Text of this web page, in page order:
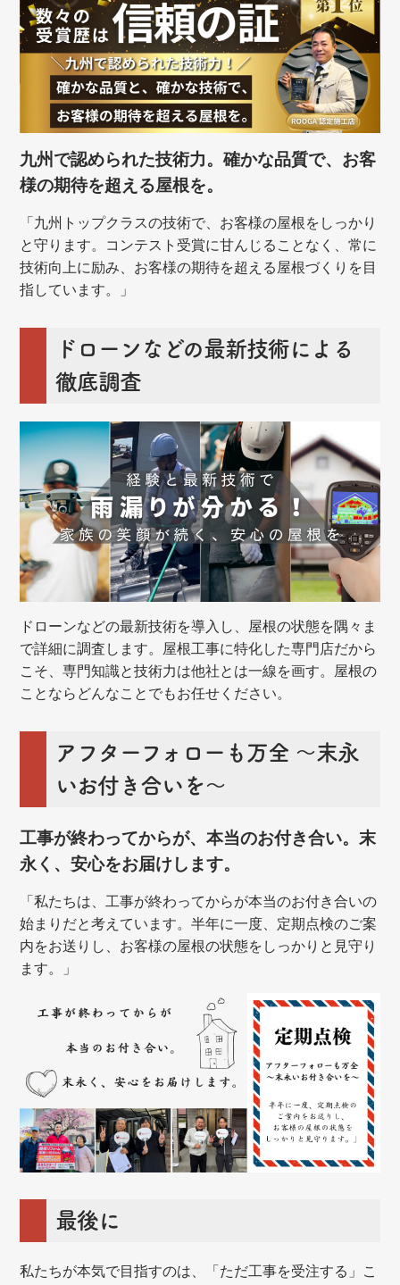
九州で認められた技術力。確かな品質で、お客
様の期待を超える屋根を。
「九州トップクラスの技術で、お客様の屋根をしっかり
と守ります。コンテスト受賞に甘んじることなく、常に
技術向上に励み、お客様の期待を超える屋根づくりを目
指しています。」
ドローンなどの最新技術による
徹底調査
ドローンなどの最新技術を導入し、屋根の状態を隅々ま
で詳細に調査します。屋根工事に特化した専門店だから
こそ、専門知識と技術力は他社とは一線を画す。屋根の
ことならどんなことでもお任せください。
アフターフォローも万全 ～末永
いお付き合いを～
工事が終わってからが、本当のお付き合い。末
永く、安心をお届けします。
「私たちは、工事が終わってからが本当のお付き合いの
始まりだと考えています。半年に一度、定期点検のご案
内をお送りし、お客様の屋根の状態をしっかりと見守り
ます。」
最後に
私たちが本気で目指すのは、「ただ工事を受注する」こ